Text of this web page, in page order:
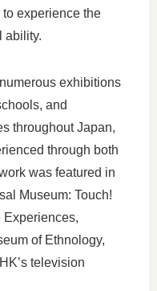
experience the
ability.
exhibitions
and
throughout Japan,
through both
was featured in
Museum: Touch!
Experiences,
of Ethnology,
television